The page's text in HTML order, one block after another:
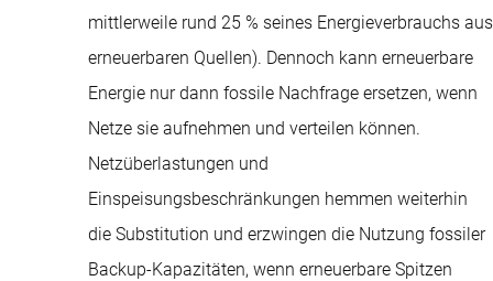
mittlerweile rund 25 % seines Energieverbrauchs aus
erneuerbaren Quellen). Dennoch kann erneuerbare
Energie nur dann fossile Nachfrage ersetzen, wenn
Netze sie aufnehmen und verteilen können.
Netzüberlastungen und
Einspeisungsbeschränkungen hemmen weiterhin
die Substitution und erzwingen die Nutzung fossiler
Backup-Kapazitäten, wenn erneuerbare Spitzen